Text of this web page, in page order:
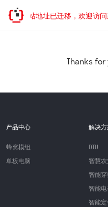
网站地址已迁移，欢迎访
Thanks
产品中心
蜂窝模组
单板电脑
解决
DTU
智慧
智能
智能
智能